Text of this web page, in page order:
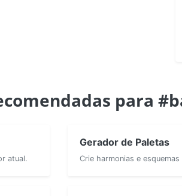
para
atual.
Gerador de Paletas
Crie harmonias e